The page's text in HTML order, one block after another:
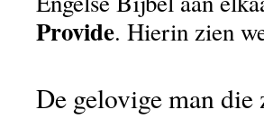
Provide. Hierin zien
De gelovige man